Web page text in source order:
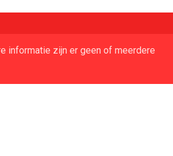
informatie zijn er geen of meerdere